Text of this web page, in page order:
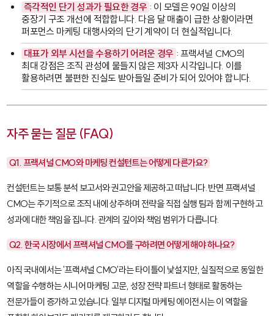
즉각적인 단기 성과가 필요한 경우 : 이 모델은 90일 이상의
중장기 구조 개선에 적합합니다. 다음 달 매출이 급한 상황이라면
퍼포먼스 마케팅 대행사와의 단기 계약이 더 현실적입니다.
대표가 외부 시선을 수용하기 어려운 경우 : 프랙셔널 CMO의
최대 강점은 조직 관성에 물들지 않은 제3자 시각입니다. 이를
활용하려면 불편한 진실도 받아들일 준비가 되어 있어야 합니다.
자주 묻는 질문 (FAQ)
Q1. 프랙셔널 CMO와 마케팅 컨설턴트는 어떻게 다른가요?
컨설턴트는 보통 분석 보고서와 권고안을 제공하고 떠납니다. 반면 프랙셔널
CMO는 주기적으로 조직 내에 상주하며 전략을 직접 실행 팀과 함께 구현하고
성과에 대한 책임을 집니다. 관계의 깊이와 책임 범위가 다릅니다.
Q2. 한국 시장에서 프랙셔널 CMO를 구하려면 어떻게 해야 하나요?
아직 국내에서는 '프랙셔널 CMO'라는 타이틀이 낯설지만, 실질적으로 동일한
역할을 수행하는 시니어 마케팅 고문, 성장 전략 파트너 형태로 활동하는
전문가들이 증가하고 있습니다. 일부 디지털 마케팅 에이전시는 이 역할을